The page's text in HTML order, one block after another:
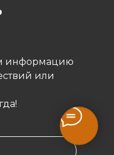
информацию
или